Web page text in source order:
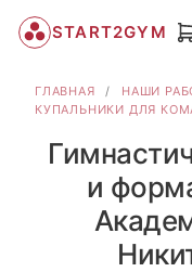
START2GYM
ГЛАВНАЯ / НАШИ
КУПАЛЬНИКИ ДЛЯ
и